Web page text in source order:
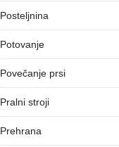
Posteljnina
Potovanje
Povečanje prsi
Pralni stroji
Prehrana